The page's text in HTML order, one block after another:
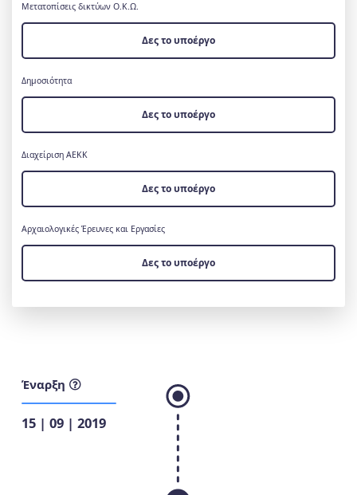
Μετατοπίσεις δικτύων Ο.Κ.Ω.
Δες το υποέργο
Δημοσιότητα
Δες το υποέργο
Διαχείριση ΑΕΚΚ
Δες το υποέργο
Αρχαιολογικές Έρευνες και Εργασίες
Δες το υποέργο
Έναρξη
15 | 09 | 2019